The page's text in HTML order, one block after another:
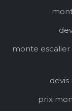
monte
prix